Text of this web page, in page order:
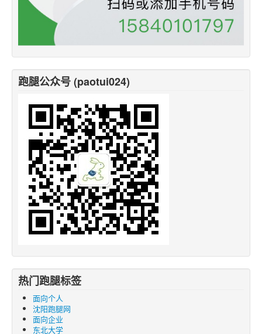
跑腿公众号 (paotui024)
热门跑腿标签
面向个人
沈阳跑腿网
面向企业
东北大学